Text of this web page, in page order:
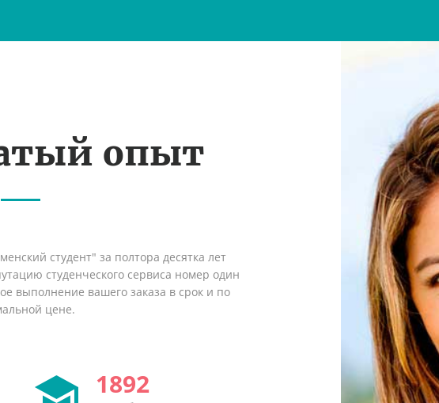
опыт
студент" за полтора десятка лет
студенческого сервиса номер один
выполнение вашего заказа в срок и по
цене.
1892